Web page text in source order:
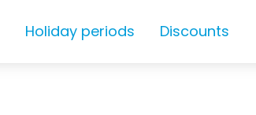
Holiday periods Discounts